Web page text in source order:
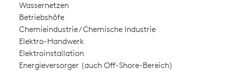
Wassernetzen
Betriebshöfe
Chemieindustrie / Chemische Industrie
Elektro-Handwerk
Elektroinstallation
Energieversorger (auch Off-Shore-Bereich)